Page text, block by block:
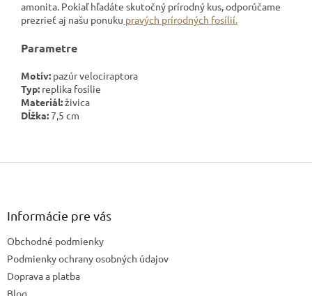
amonita. Pokiaľ hľadáte skutočný prírodný kus, odporúčame
prezrieť aj našu ponuku pravých prírodných fosílií.
Parametre
Motív: pazúr velociraptora
Typ: replika fosílie
Materiál:živica
Dĺžka:7,5 cm
Z
Informácie pre vás
Obchodné podmienky
Podmienky ochrany osobných údajov
Doprava a platba
Blog